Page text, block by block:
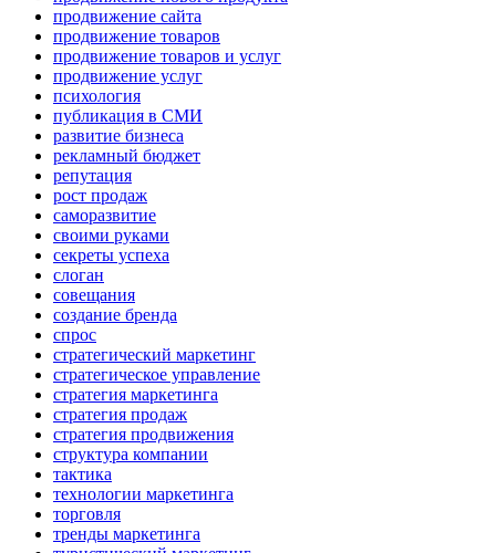
продвижение сайта
продвижение товаров
продвижение товаров и услуг
продвижение услуг
психология
публикация в СМИ
развитие бизнеса
рекламный бюджет
репутация
рост продаж
саморазвитие
своими руками
секреты успеха
слоган
совещания
создание бренда
спрос
стратегический маркетинг
стратегическое управление
стратегия маркетинга
стратегия продаж
стратегия продвижения
структура компании
тактика
технологии маркетинга
торговля
тренды маркетинга